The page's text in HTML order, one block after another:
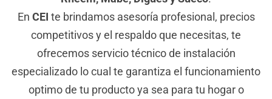
En CEI te brindamos asesoría profesional, precios
competitivos y el respaldo que necesitas, te
ofrecemos servicio técnico de instalación
especializado lo cual te garantiza el funcionamiento
optimo de tu producto ya sea para tu hogar o